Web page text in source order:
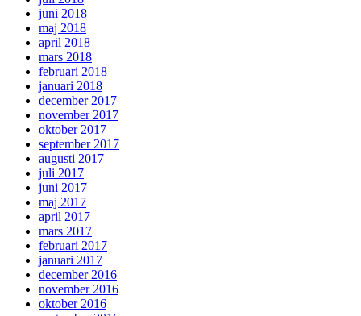
juni 2018
maj 2018
april 2018
mars 2018
februari 2018
januari 2018
december 2017
november 2017
oktober 2017
september 2017
augusti 2017
juli 2017
juni 2017
maj 2017
april 2017
mars 2017
februari 2017
januari 2017
december 2016
november 2016
oktober 2016